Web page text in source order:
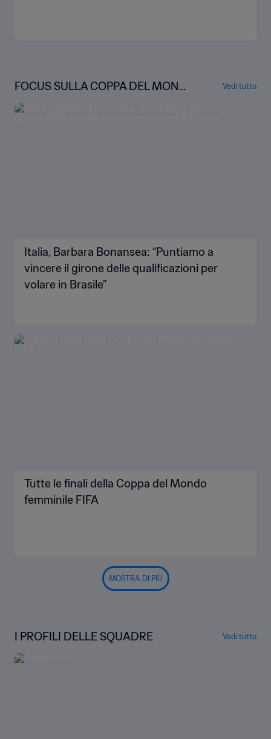
FOCUS SULLA COPPA DEL MOND
O FEMMINILE FIFA
Vedi tutto
Italia, Barbara Bonansea: “Puntiamo a
vincere il girone delle qualificazioni per
volare in Brasile”
Tutte le finali della Coppa del Mondo
femminile FIFA
MOSTRA DI PIÙ
I PROFILI DELLE SQUADRE Vedi tutto